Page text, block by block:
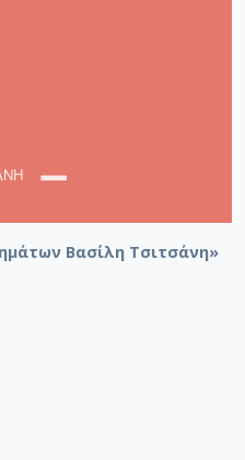
Βασίλη Τσιτσάνη»